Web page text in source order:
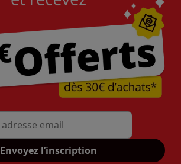
Mon adresse mail
Envoyez l’inscription